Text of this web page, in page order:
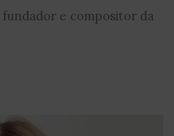
e compositor da